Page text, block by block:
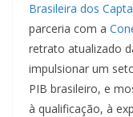
Brasileira dos
parceria com a
retrato atualizado
impulsionar um
PIB brasileiro, e
à qualificação, à